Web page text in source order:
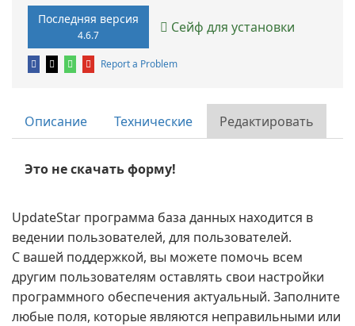
Последняя версия
4.6.7 Сейф для установки
Report a Problem
Описание Технические Редактировать
Это не скачать форму!
UpdateStar программа база данных находится в
ведении пользователей, для пользователей.
С вашей поддержкой, вы можете помочь всем
другим пользователям оставлять свои настройки
программного обеспечения актуальный. Заполните
любые поля, которые являются неправильными или